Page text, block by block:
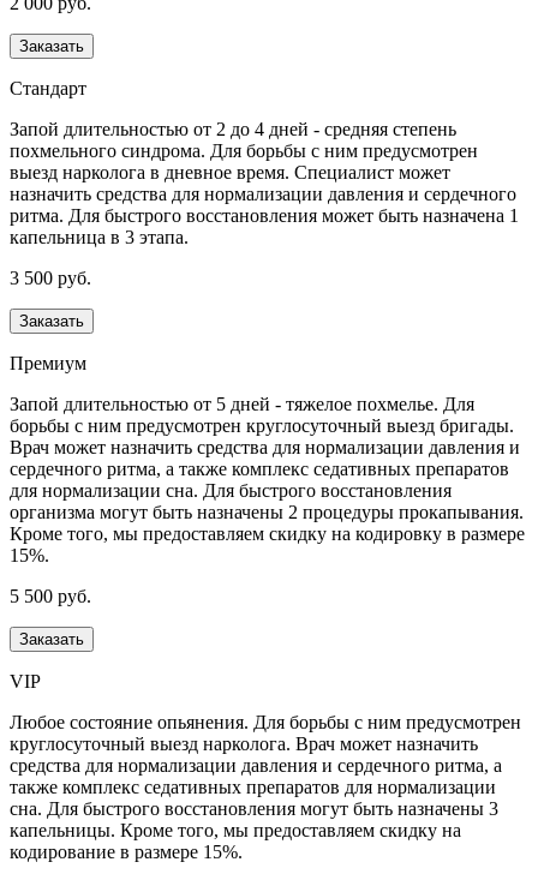
Заказать
Стандарт
Запой длительностью от 2 до 4 дней - средняя степень
похмельного синдрома. Для борьбы с ним предусмотрен
выезд нарколога в дневное время. Специалист может
назначить средства для нормализации давления и сердечного
ритма. Для быстрого восстановления может быть назначена 1
капельница в 3 этапа.
3 500 руб.
Заказать
Премиум
Запой длительностью от 5 дней - тяжелое похмелье. Для
борьбы с ним предусмотрен круглосуточный выезд бригады.
Врач может назначить средства для нормализации давления и
сердечного ритма, а также комплекс седативных препаратов
для нормализации сна. Для быстрого восстановления
организма могут быть назначены 2 процедуры прокапывания.
Кроме того, мы предоставляем скидку на кодировку в размере
15%.
5 500 руб.
Заказать
VIP
Любое состояние опьянения. Для борьбы с ним предусмотрен
круглосуточный выезд нарколога. Врач может назначить
средства для нормализации давления и сердечного ритма, а
также комплекс седативных препаратов для нормализации
сна. Для быстрого восстановления могут быть назначены 3
капельницы. Кроме того, мы предоставляем скидку на
кодирование в размере 15%.